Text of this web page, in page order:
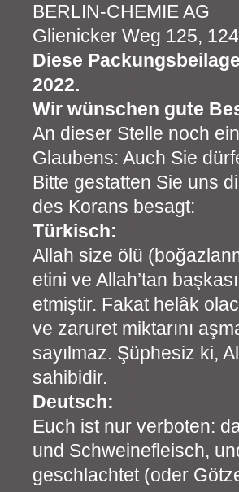
BERLIN-CHEMIE AG
Glienicker Weg 125,
Diese
2022.
Wir wünschen gute
An dieser Stelle noch
Glaubens: Auch Sie
Bitte gestatten Sie uns
des Korans besagt:
Türkisch:
Allah size ölü
etini ve Allah’tan
etmiştir. Fakat helâk
ve zaruret miktarını
sayılmaz. Şüphesiz ki,
sahibidir.
Deutsch:
Euch ist nur verboten:
und Schweinefleisch,
geschlachtet (oder